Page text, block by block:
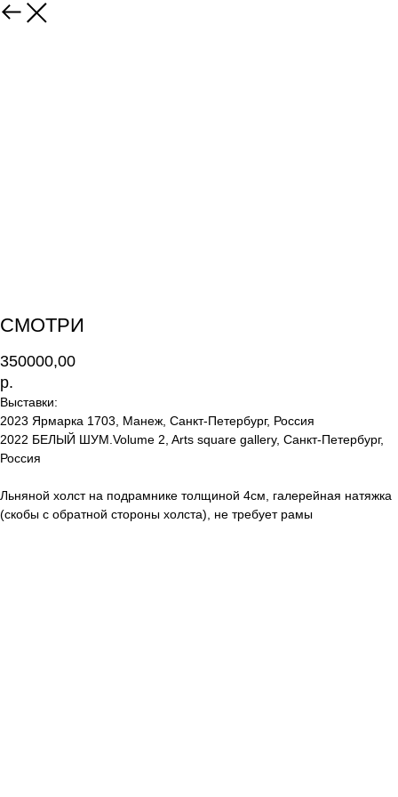
СМОТРИ
350000,00
р.
Выставки:
2023 Ярмарка 1703, Манеж, Санкт-Петербург, Россия
2022 БЕЛЫЙ ШУМ.Volume 2, Arts square gallery, Санкт-Петербург,
Россия
Льняной холст на подрамнике толщиной 4см, галерейная натяжка
(скобы с обратной стороны холста), не требует рамы